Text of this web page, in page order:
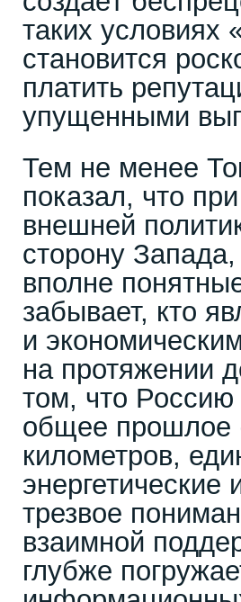
таких условиях
становится
платить
упущенными
Тем не менее
показал, что
внешней
сторону
вполне
забывает, кто
и
на протяжении
том, что Россию
общее прошлое
километров,
энергетические
трезвое
взаимной
глубже